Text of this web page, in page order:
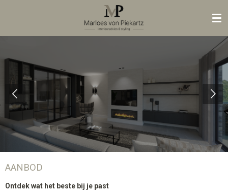
AANBOD
Ontdek wat het beste bij je past